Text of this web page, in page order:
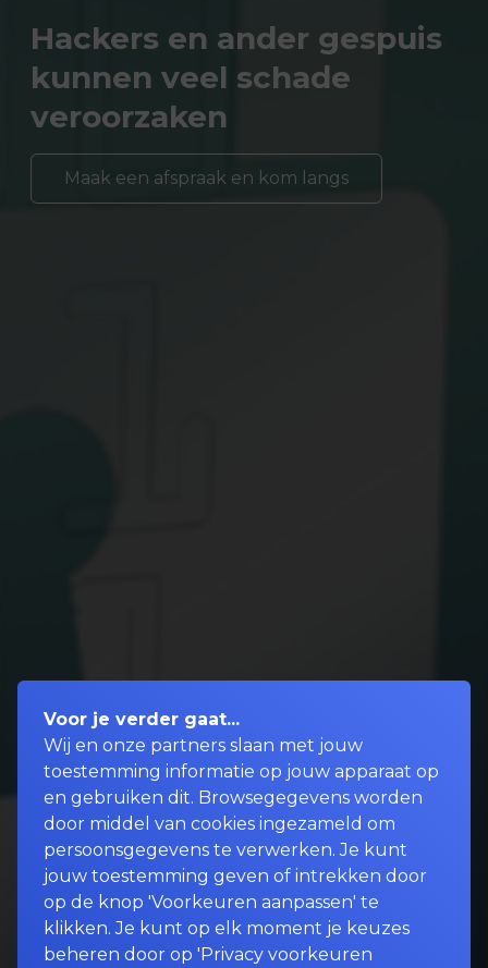
Hackers en ander gespuis
kunnen veel schade
veroorzaken
Maak een afspraak en kom langs
Voor je verder gaat...
Wij en onze partners slaan met jouw
toestemming informatie op jouw apparaat op
en gebruiken dit. Browsegegevens worden
door middel van cookies ingezameld om
persoonsgegevens te verwerken. Je kunt
jouw toestemming geven of intrekken door
op de knop 'Voorkeuren aanpassen' te
klikken. Je kunt op elk moment je keuzes
beheren door op 'Privacy voorkeuren